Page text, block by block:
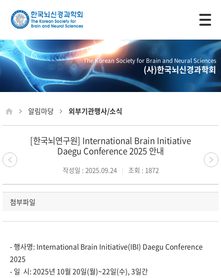
The Korean Society for Brain and Neural Sciences
(사)한국뇌신경과학회
알림마당 외부기관행사/소식
[한국뇌연구원] International Brain Initiative
Daegu Conference 2025 안내
작성일 : 2025.09.24 조회 : 1872
첨부파일
- 행사명: International Brain Initiative(IBI) Daegu Conference
2025
- 일 시: 2025년 10월 20일(월)~22일(수), 3일간